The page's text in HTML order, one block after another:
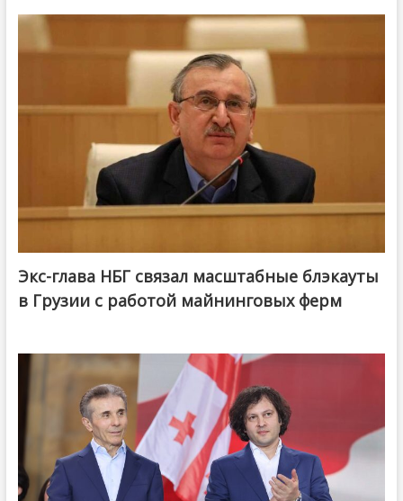
Экс-глава НБГ связал масштабные блэкауты
в Грузии с работой майнинговых ферм